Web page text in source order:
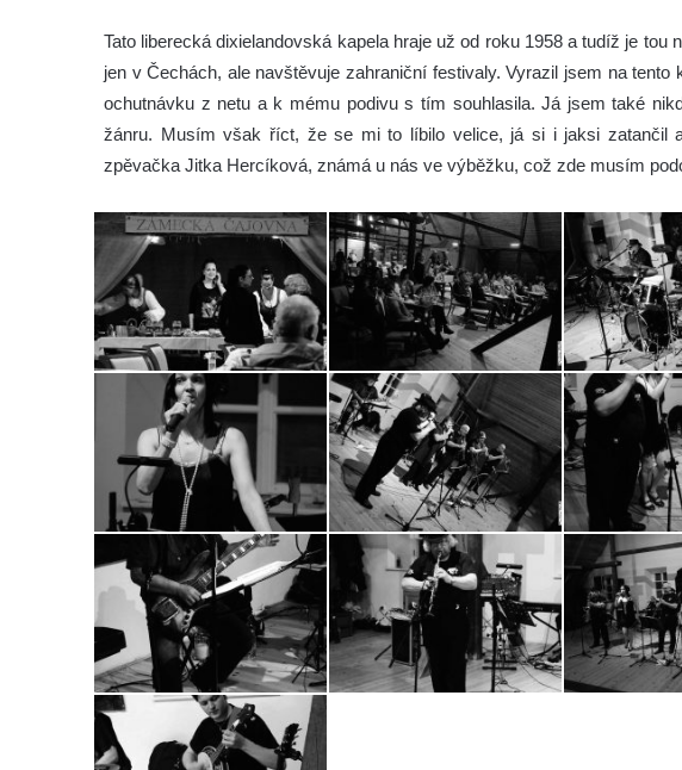
Tato liberecká dixielandovská kapela hraje už od roku 1958 a tudíž je tou
jen v Čechách, ale navštěvuje zahraniční festivaly. Vyrazil jsem na
ochutnávku z netu a k mému podivu s tím souhlasila. Já jsem také
žánru. Musím však říct, že se mi to líbilo velice, já si i jaksi zatančil
zpěvačka Jitka Hercíková, známá u nás ve výběžku, což zde musím